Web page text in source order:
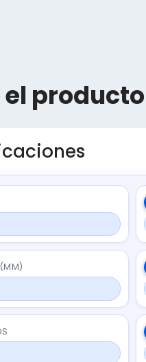
el producto